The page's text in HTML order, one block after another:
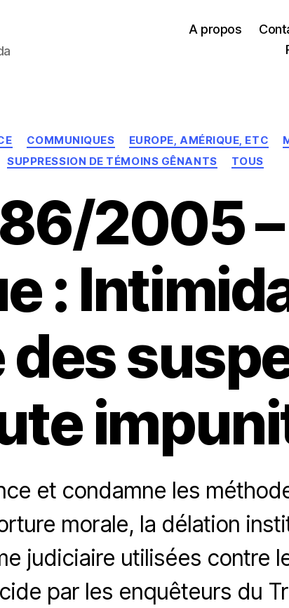
A propos
Catégories
COMMUNIQUES EUROPE, AMÉRIQUE, ETC
SUPPRESSION DE TÉMOINS GÊNANTS
TOUS
2005 –
:
et condamne les
morale, la délation
judiciaire utilisées contre
par les enquêteurs du